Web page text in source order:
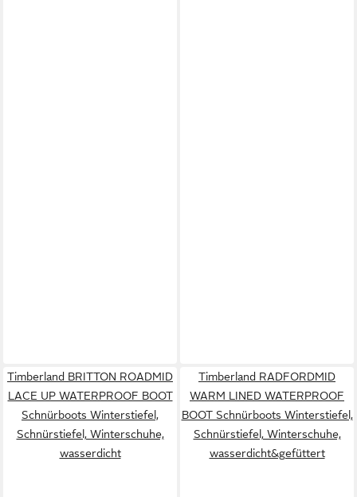
Timberland BRITTON ROADMID
LACE UP WATERPROOF BOOT
Schnürboots Winterstiefel,
Schnürstiefel, Winterschuhe,
wasserdicht
Timberland RADFORDMID
WARM LINED WATERPROOF
BOOT Schnürboots Winterstiefel,
Schnürstiefel, Winterschuhe,
wasserdicht&gefüttert